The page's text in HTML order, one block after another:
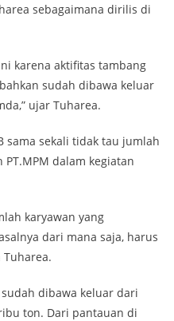
sebagaimana dirilis di
karena aktifitas tambang
sudah dibawa keluar
ujar Tuharea.
sama sekali tidak tau jumlah
dalam kegiatan
karyawan yang
dari mana saja, harus
Tuharea.
dibawa keluar dari
ton. Dari pantauan di